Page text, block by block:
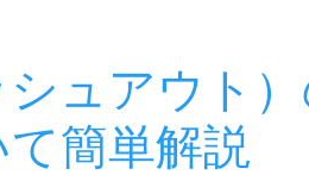
ュアウト）
簡単解説